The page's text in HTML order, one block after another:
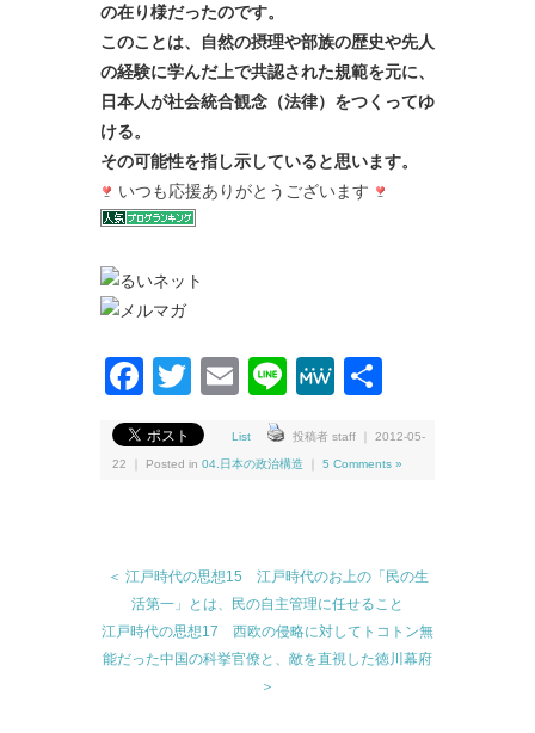
の在り様だったのです。
このことは、自然の摂理や部族の歴史や先人
の経験に学んだ上で共認された規範を元に、
日本人が社会統合観念（法律）をつくってゆ
ける。
その可能性を指し示していると思います。
いつも応援ありがとうございます
Facebook
Twitter
EmailLineMeWe
List 投稿者 staff ｜ 2012-05-
22 ｜ Posted in 04.日本の政治構造 5 Comments »
＜ 江戸時代の思想15 江戸時代のお上の「民の生
活第一」とは、民の自主管理に任せること
江戸時代の思想17 西欧の侵略に対してトコトン無
能だった中国の科挙官僚と、敵を直視した徳川幕府
＞